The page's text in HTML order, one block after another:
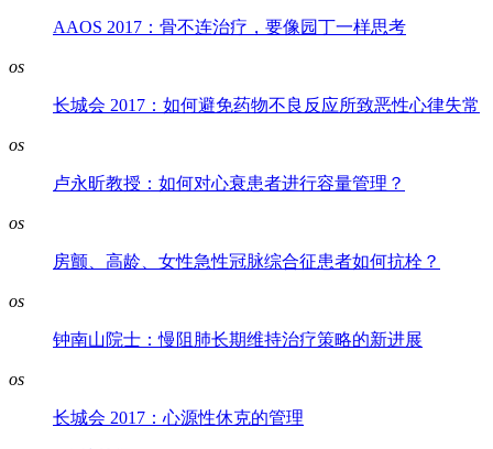
AAOS 2017：骨不连治疗，要像园丁一样思考
os
长城会 2017：如何避免药物不良反应所致恶性心律失常
os
卢永昕教授：如何对心衰患者进行容量管理？
os
房颤、高龄、女性急性冠脉综合征患者如何抗栓？
os
钟南山院士：慢阻肺长期维持治疗策略的新进展
os
长城会 2017：心源性休克的管理